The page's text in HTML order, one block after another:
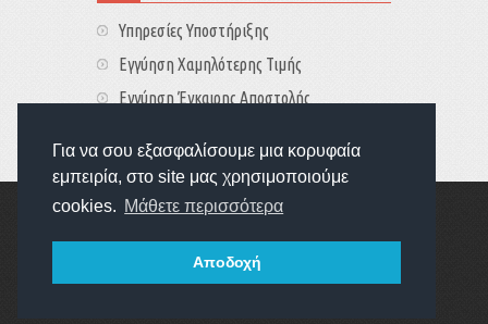
Για να σου εξασφαλίσουμε μια κορυφαία
εμπειρία, στο site μας χρησιμοποιούμε
cookies. Μάθετε περισσότερα
Αποδοχή
Υπηρεσίες Υποστήριξης
Εγγύηση Χαμηλότερης Τιμής
Εγγύηση Έγκαιρης Αποστολής
Copyright © 2022GameExplorers
Οι τιμές περιλαμβάνουν ΦΠΑ 24%